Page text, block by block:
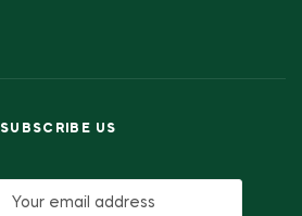
SUBSCRIBE US